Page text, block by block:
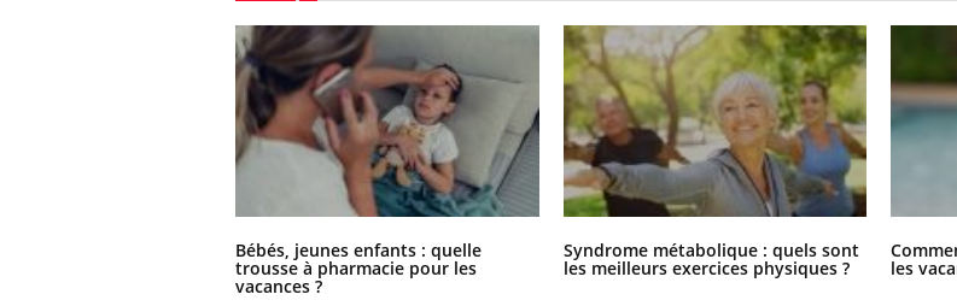
Bébés, jeunes enfants : quelle
trousse à pharmacie pour les
vacances ?
Syndrome métabolique : quels sont
les meilleurs exercices physiques ? les